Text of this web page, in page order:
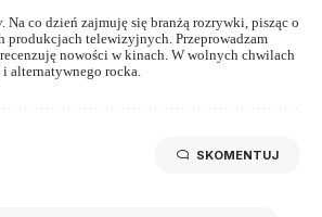
Na co dzień zajmuję się branżą rozrywki, pisząc o
produkcjach telewizyjnych. Przeprowadzam
nowości w kinach. W wolnych chwilach
alternatywnego rocka.
SKOMENTUJ